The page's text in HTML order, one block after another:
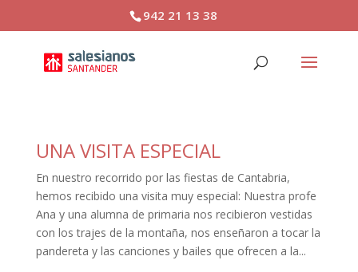
942 21 13 38
UNA VISITA ESPECIAL
En nuestro recorrido por las fiestas de Cantabria,
hemos recibido una visita muy especial: Nuestra profe
Ana y una alumna de primaria nos recibieron vestidas
con los trajes de la montaña, nos enseñaron a tocar la
pandereta y las canciones y bailes que ofrecen a la...